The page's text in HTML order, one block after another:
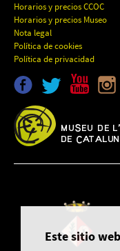
Horarios y precios CCOC
Horarios y precios Museo
Nota legal
Política de cookies
Política de privacidad
Este sitio